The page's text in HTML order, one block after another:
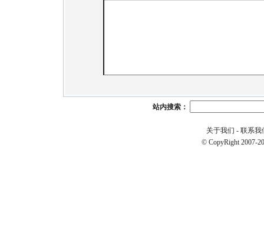
站内搜索：
关于我们 - 联系我
© CopyRight 2007-